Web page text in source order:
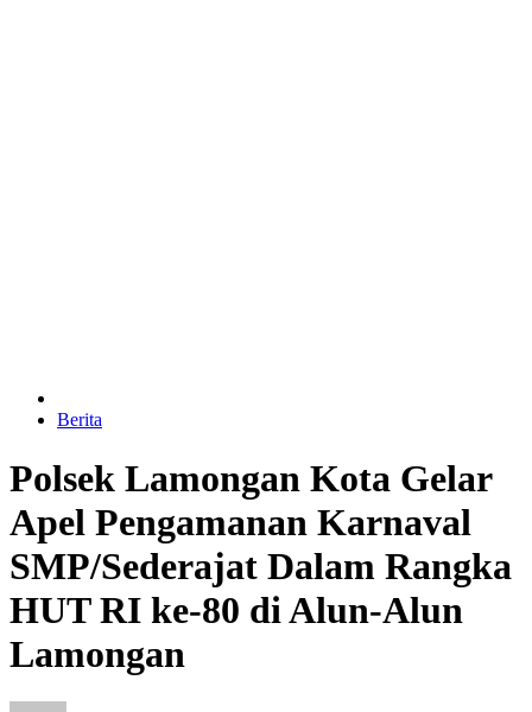
Berita
Polsek Lamongan Kota Gelar
Apel Pengamanan Karnaval
SMP/Sederajat Dalam Rangka
HUT RI ke-80 di Alun-Alun
Lamongan